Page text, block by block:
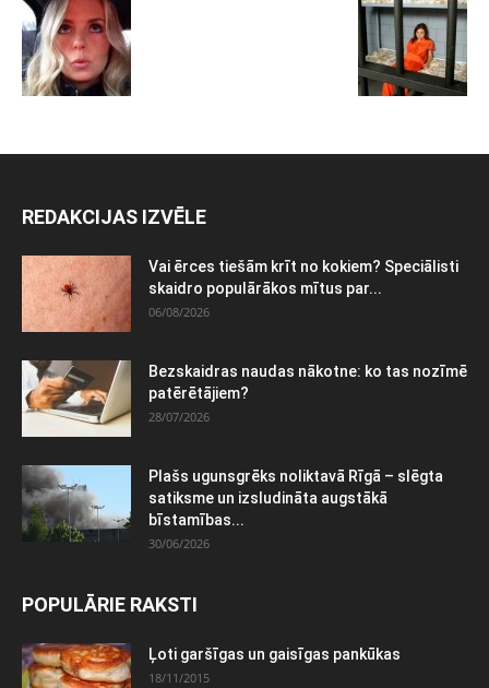
REDAKCIJAS IZVĒLE
Vai ērces tiešām krīt no kokiem? Speciālisti
skaidro populārākos mītus par...
06/08/2026
Bezskaidras naudas nākotne: ko tas nozīmē
patērētājiem?
28/07/2026
Plašs ugunsgrēks noliktavā Rīgā – slēgta
satiksme un izsludināta augstākā
bīstamības...
30/06/2026
POPULĀRIE RAKSTI
Ļoti garšīgas un gaisīgas pankūkas
18/11/2015